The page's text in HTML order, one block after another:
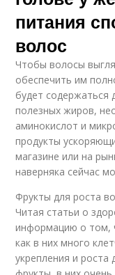
питания
волос
Чтобы волосы
обеспечить им
будет содержаться
полезных жиров,
аминокислот и
продукты
магазине или на
наверняка сейчас
Фрукты для роста
Читая статьи о
информацию о том,
как в них много
укрепления и роста